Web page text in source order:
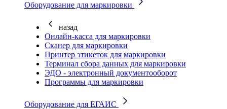
Оборудование для маркировки
назад
Онлайн-касса для маркировки
Сканер для маркировки
Принтер этикеток для маркировки
Терминал сбора данных для маркировки
ЭДО - электронный документооборот
Программы для маркировки
Оборудование для ЕГАИС